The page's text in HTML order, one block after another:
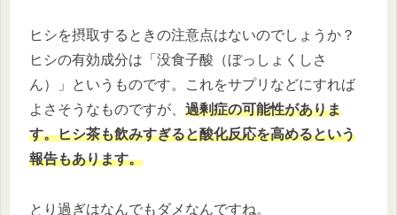
ヒシを摂取するときの注意点はないのでしょうか？
ヒシの有効成分は「没食子酸（ぼっしょくしさ
ん）」というものです。これをサプリなどにすれば
よさそうなものですが、 過剰症の可能性がありま
す。ヒシ茶も飲みすぎると酸化反応を高めるという
報告もあります。
とり過ぎはなんでもダメなんですね。